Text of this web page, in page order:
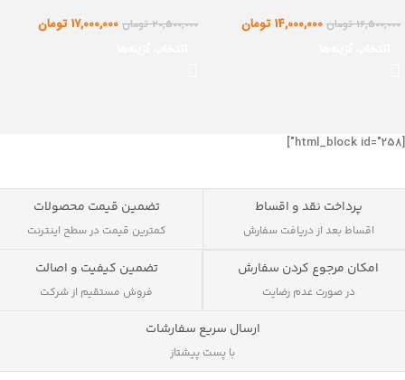
16,500,000 تومان 14,000,000 تومان
20,500,000 تومان 17,000,000 تومان
[html_block id="258"]
پرداخت نقد و اقساط
اقساط بعد از دریافت سفارش
تضمین قیمت محصولات
کمترین قیمت در سطح اینترنت
امکان مرجوع کردن سفارش
در صورت عدم رضایت
تضمین کیفیت و اصالت
فروش مستقیم از شرکت
ارسال سریع سفارشات
با پست پیشتاز